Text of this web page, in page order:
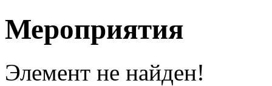
Мероприятия
Элемент не найден!